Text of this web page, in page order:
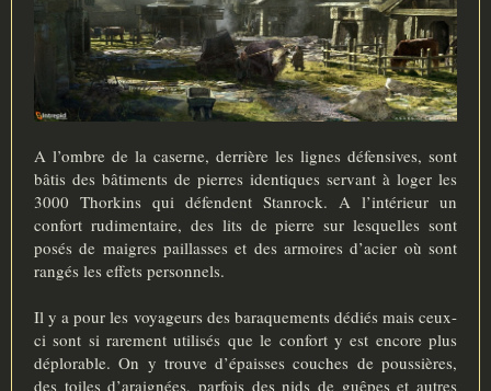
A l’ombre de la caserne, derrière les lignes défensives, sont
bâtis des bâtiments de pierres identiques servant à loger les
3000 Thorkins qui défendent Stanrock. A l’intérieur un
confort rudimentaire, des lits de pierre sur lesquelles sont
posés de maigres paillasses et des armoires d’acier où sont
rangés les effets personnels.
Il y a pour les voyageurs des baraquements dédiés mais ceux-
ci sont si rarement utilisés que le confort y est encore plus
déplorable. On y trouve d’épaisses couches de poussières,
des toiles d’araignées, parfois des nids de guêpes et autres